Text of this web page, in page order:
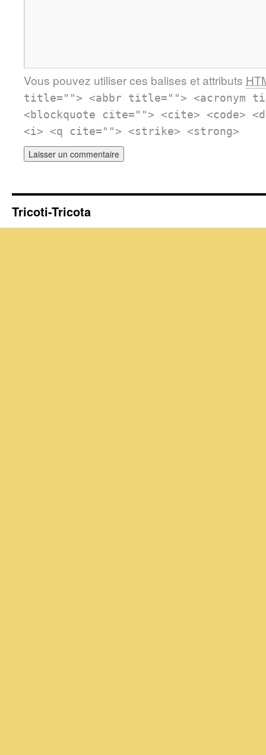
Vous pouvez utiliser ces balises et attributs
title=""> <abbr title=""> <acronym
<blockquote cite=""> <cite> <code>
<i> <q cite=""> <strike> <strong>
Tricoti-Tricota